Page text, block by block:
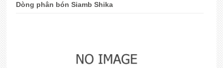
Dòng phân bón Siamb Shika